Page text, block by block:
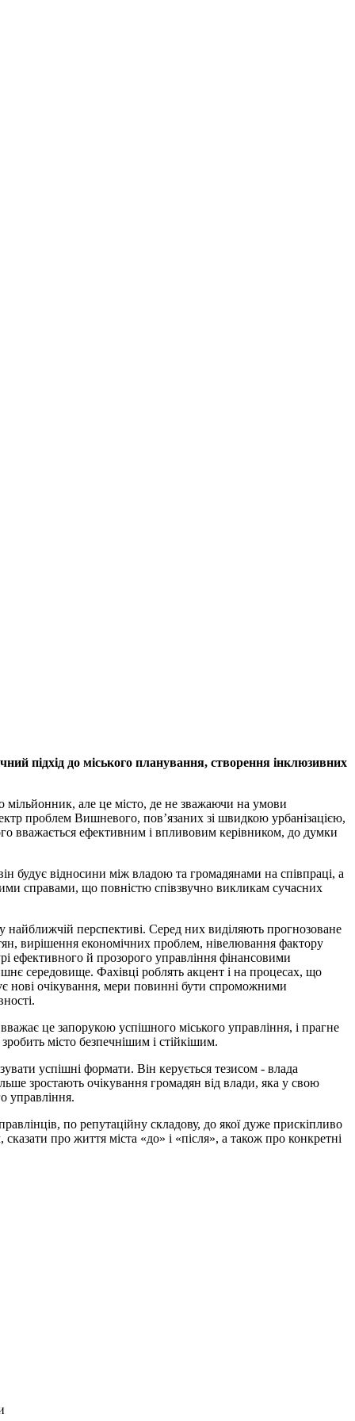
підхід до міського планування, створення інклюзивних
мільйонник, але це місто, де не зважаючи на умови
проблем Вишневого, пов’язаних зі швидкою урбанізацією,
вважається ефективним і впливовим керівником, до думки
будує відносини між владою та громадянами на співпраці, а
справами, що повністю співзвучно викликам сучасних
найближчій перспективі. Серед них виділяють прогнозоване
вирішення економічних проблем, нівелювання фактору
ефективного й прозорого управління фінансовими
середовище. Фахівці роблять акцент і на процесах, що
нові очікування, мери повинні бути спроможними
це запорукою успішного міського управління, і прагне
місто безпечнішим і стійкішим.
успішні формати. Він керується тезисом - влада
зростають очікування громадян від влади, яка у свою
управління.
по репутаційну складову, до якої дуже прискіпливо
про життя міста «до» і «після», а також про конкретні